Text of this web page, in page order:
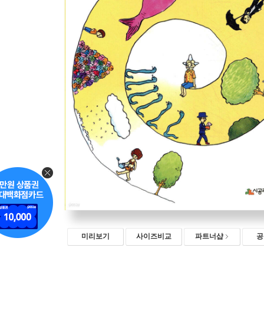
미리보기 사이즈비교 파트너샵